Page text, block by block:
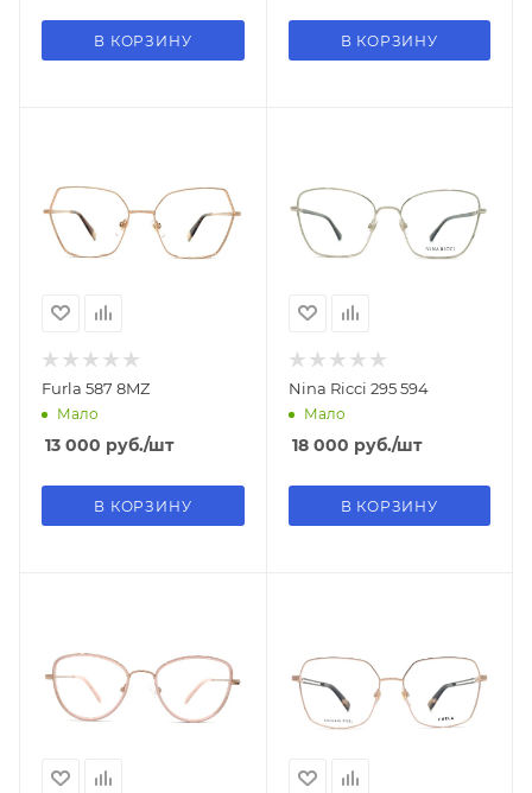
В КОРЗИНУ В КОРЗИНУ
Furla 587 8MZ
Мало
13 000 руб./шт
В КОРЗИНУ
Nina Ricci 295 594
Мало
18 000 руб./шт
В КОРЗИНУ